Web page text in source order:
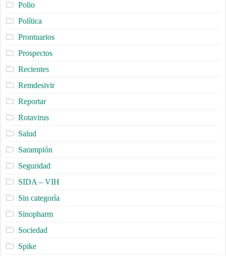
Polio
Política
Prontuarios
Prospectos
Recientes
Remdesivir
Reportar
Rotavirus
Salud
Sarampión
Seguridad
SIDA – VIH
Sin categoría
Sinopharm
Sociedad
Spike